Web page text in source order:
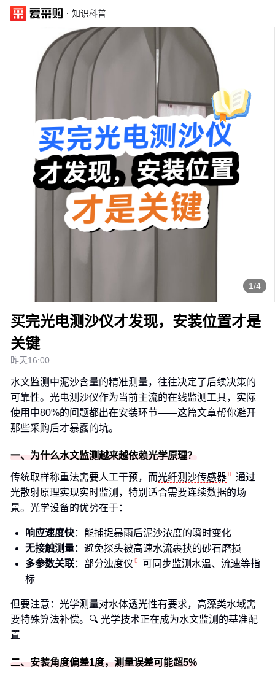
· 知识科普
1/4
买完光电测沙仪才发现，安装位置才是
关键
昨天16:00
水文监测中泥沙含量的精准测量，往往决定了后续决策的
可靠性。光电测沙仪作为当前主流的在线监测工具，实际
使用中80%的问题都出在安装环节——这篇文章帮你避开
那些采购后才暴露的坑。
一、为什么水文监测越来越依赖光学原理？
传统取样称重法需要人工干预，而光纤测沙传感器
通过
光散射原理实现实时监测，特别适合需要连续数据的场
景。光学设备的优势在于：
响应速度快：能捕捉暴雨后泥沙浓度的瞬时变化
无接触测量：避免探头被高速水流裹挟的砂石磨损
多参数关联：部分浊度仪
可同步监测水温、流速等指
标
但要注意：光学测量对水体透光性有要求，高藻类水域需
要特殊算法补偿。🔍 光学技术正在成为水文监测的基准配
置
二、安装角度偏差1度，测量误差可能超5%